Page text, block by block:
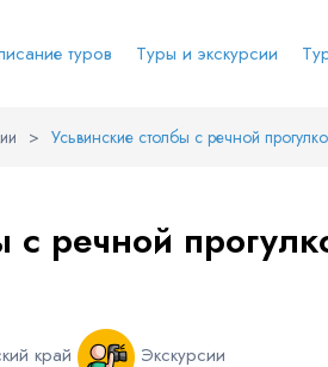
туров Туры и экскурсии
> Усьвинские столбы с речной
с речной
край Экскурсии